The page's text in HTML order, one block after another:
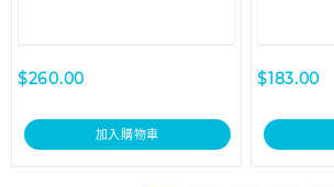
$260.00
加入購物車
$183.00